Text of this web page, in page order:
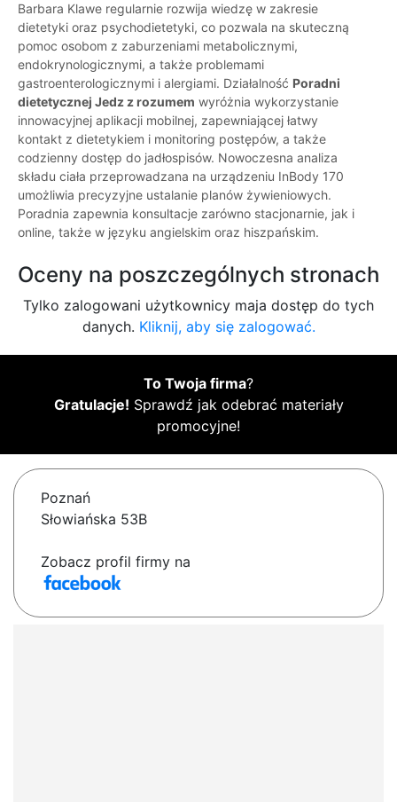
Barbara Klawe regularnie rozwija wiedzę w zakresie
dietetyki oraz psychodietetyki, co pozwala na skuteczną
pomoc osobom z zaburzeniami metabolicznymi,
endokrynologicznymi, a także problemami
gastroenterologicznymi i alergiami. Działalność Poradni
dietetycznej Jedz z rozumem wyróżnia wykorzystanie
innowacyjnej aplikacji mobilnej, zapewniającej łatwy
kontakt z dietetykiem i monitoring postępów, a także
codzienny dostęp do jadłospisów. Nowoczesna analiza
składu ciała przeprowadzana na urządzeniu InBody 170
umożliwia precyzyjne ustalanie planów żywieniowych.
Poradnia zapewnia konsultacje zarówno stacjonarnie, jak i
online, także w języku angielskim oraz hiszpańskim.
Oceny na poszczególnych stronach
Tylko zalogowani użytkownicy maja dostęp do tych
danych. Kliknij, aby się zalogować.
To Twoja firma?
Gratulacje! Sprawdź jak odebrać materiały
promocyjne!
Poznań
Słowiańska 53B
Zobacz profil firmy na